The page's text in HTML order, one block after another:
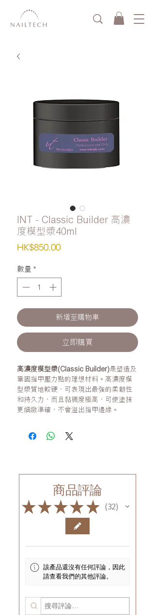
INT - Classic Builder 高濃
度模型漿40ml
HK$850.00價
數量 *
新增至購物車
立即購買
高濃度模型漿(Classic Builder)是塑造及
鞏固指甲壓力點的理想材料。高濃度模
型漿質地較硬，可表現出最強的柔韌性
和持久力，而且黏稠度極高，可使塗抹
更細緻準確，不會溢出指甲邊緣。
商品評論
★★★★★ 32
32
該產品還沒有任何評論，因此
請查看我們的其他評論。